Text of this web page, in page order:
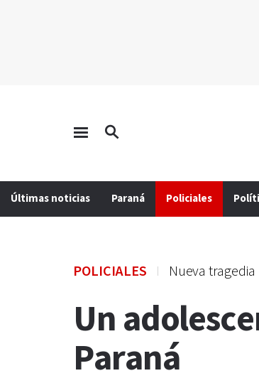
Últimas noticias Paraná Policiales
POLICIALES Nueva tragedia
Un
Paraná